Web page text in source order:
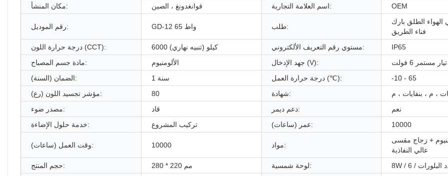
مكان المنشأ:
قوانغدونغ ، الصين اسم العلامة التجارية: OEM
رقم الموديل: GD-12 65 واط طلب:
الطلق بارك
فناء الطريق
درجة حرارة اللون (CCT):
6000 كيلو (تنبيه نهاري) مستوي رقم التعريف الألكتروني:
IP65
مادة جسم المصباح:
الألومنيوم جهد الإدخال (V):
تيار مستمر 6 فولت
الضمان (السنة):
1 سنة درجة حرارة العمل (℃):
-10 - 65
مؤشر تجسيد اللون (رع):
80 شهادة:
، م ، بنفايات ، م
مصدر ضوء:
قاد دعم ديمر:
نعم
خدمة حلول الإضاءة:
تركيب المشروع عمر (ساعات): 10000
وقت العمل (ساعات): 10000 مواد:
+ زجاج مقسى
عالي النفاذية
حجم المنتج:
280 * 220 مم لوحة شمسية: